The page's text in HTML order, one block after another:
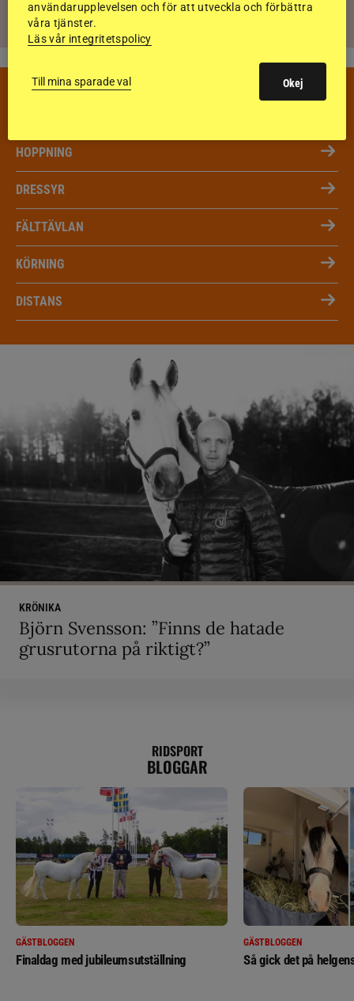
VECKANS TÄVLINGAR & RESULTAT
HOPPNING
DRESSYR
FÄLTTÄVLAN
KÖRNING
DISTANS
KRÖNIKA
Björn Svensson: ”Finns de hatade
grusrutorna på riktigt?”
RIDSPORT
BLOGGAR
GÄSTBLOGGEN
Finaldag med jubileumsutställning
GÄSTBLOGGEN
Så gick det på
användarupplevelsen och för att utveckla och förbättra
våra tjänster.
Läs vår integritetspolicy
Till mina sparade val Okej